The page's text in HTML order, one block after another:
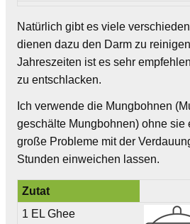
Natürlich gibt es viele
dienen dazu den Darm zu
Jahreszeiten ist es sehr
zu entschlacken.
Ich verwende die Mungbohnen
geschälte Mungbohnen) ohne sie
große Probleme mit der
Stunden einweichen lassen.
Zutat
1 EL Ghee